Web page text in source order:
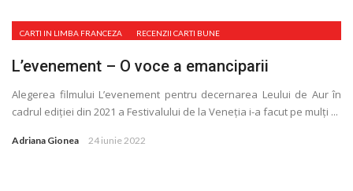
CARTI IN LIMBA FRANCEZA RECENZII CARTI BUNE
L’evenement – O voce a emanciparii
Alegerea filmului L’evenement pentru decernarea Leului de Aur în
cadrul ediţiei din 2021 a Festivalului de la Veneţia i-a facut pe mulţi ...
Adriana Gionea 24 iunie 2022